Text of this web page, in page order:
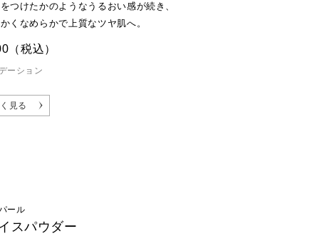
つけたかのようなうるおい感が続き、
くなめらかで上質なツヤ肌へ。
ーション
（税込）
見る
ール
スパウダー